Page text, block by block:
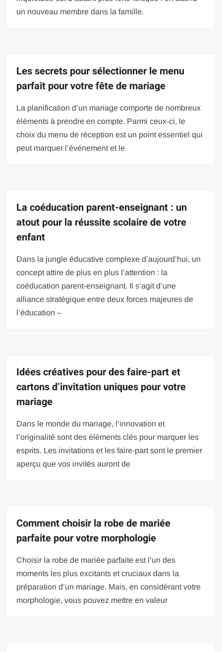
un nouveau membre dans la famille.
Les secrets pour sélectionner le menu
parfait pour votre fête de mariage
La planification d’un mariage comporte de nombreux
éléments à prendre en compte. Parmi ceux-ci, le
choix du menu de réception est un point essentiel qui
peut marquer l’événement et le
La coéducation parent-enseignant : un
atout pour la réussite scolaire de votre
enfant
Dans la jungle éducative complexe d’aujourd’hui, un
concept attire de plus en plus l’attention : la
coéducation parent-enseignant. Il s’agit d’une
alliance stratégique entre deux forces majeures de
l’éducation –
Idées créatives pour des faire-part et
cartons d’invitation uniques pour votre
mariage
Dans le monde du mariage, l’innovation et
l’originalité sont des éléments clés pour marquer les
esprits. Les invitations et les faire-part sont le premier
aperçu que vos invités auront de
Comment choisir la robe de mariée
parfaite pour votre morphologie
Choisir la robe de mariée parfaite est l’un des
moments les plus excitants et cruciaux dans la
préparation d’un mariage. Mais, en considérant votre
morphologie, vous pouvez mettre en valeur